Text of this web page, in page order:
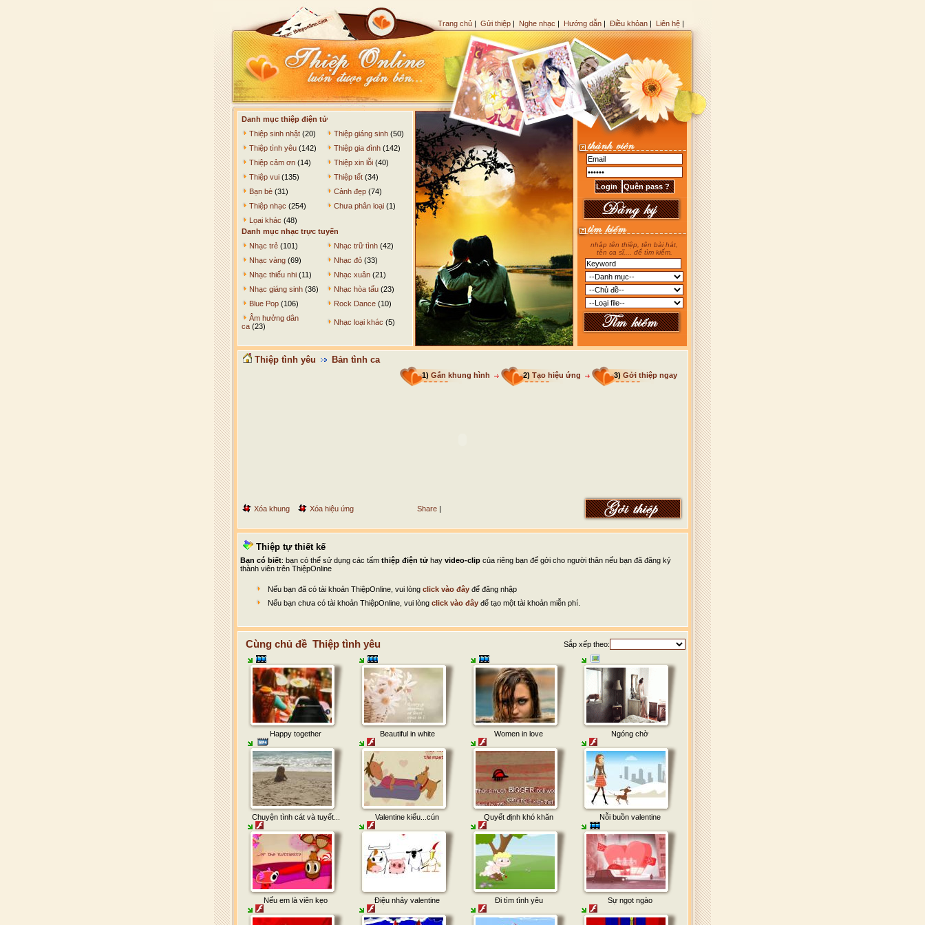
Trang chủ | Gửi thiệp | Nghe nhạc | Hướng dẫn | Điều khỏan | Liên hệ |
Danh mục thiệp điện tử
Thiệp sinh nhật (20) Thiệp giáng sinh (50)
Thiệp tình yêu (142) Thiệp gia đình (142)
Thiệp cảm ơn (14) Thiệp xin lỗi (40)
Thiệp vui (135) Thiệp tết (34)
Bạn bè (31) Cảnh đẹp (74)
Thiệp nhạc (254) Chưa phân loại (1)
Lọai khác (48)
Danh mục nhạc trực tuyến
Nhạc trẻ (101) Nhạc trữ tình (42)
Nhạc vàng (69) Nhạc đỏ (33)
Nhạc thiếu nhi (11) Nhạc xuân (21)
Nhạc giáng sinh (36) Nhạc hòa tấu (23)
Blue Pop (106) Rock Dance (10)
Âm hưởng dân
ca (23) Nhạc loại khác (5)
nhập tên thiệp, tên bài hát,
tên ca sĩ,... để tìm kiếm.
Thiệp tình yêu Bản tình ca
1) Gắn khung hình 2) Tạo hiệu ứng 3) Gởi thiệp ngay
Xóa khung Xóa hiệu ứng Share |
Thiệp tự thiết kế
Bạn có biết: bạn có thể sử dụng các tấm thiệp điện tửhay video-clipcủa riêng bạn để gởi cho người thân nếu bạn đã đăng ký
thành viên trên ThiệpOnline
Nếu bạn đã có tài khoản ThiệpOnline, vui lòng click vào đâyđể đăng nhập
Nếu bạn chưa có tài khoản ThiệpOnline, vui lòng click vào đâyđể tạo một tài khoản miễn phí.
Cùng chủ đề Thiệp tình yêu Sắp xếp theo:
Happy together Beautiful in white Women in love Ngóng chờ
Chuyện tình cát và tuyết... Valentine kiểu...cún Quyết định khó khăn Nỗi buồn valentine
Nếu em là viên kẹo Điệu nhảy valentine Đi tìm tình yêu Sự ngọt ngào